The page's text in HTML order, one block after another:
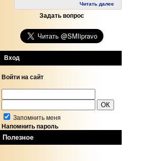
Читать далее
Задать вопрос
Вход
Войти на сайт
Запомнить меня
Напомнить пароль
Полезное